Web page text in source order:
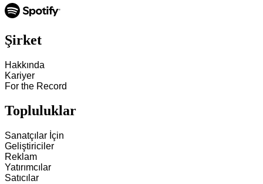
Şirket
Hakkında
Kariyer
For the Record
Topluluklar
Sanatçılar İçin
Geliştiriciler
Reklam
Yatırımcılar
Satıcılar